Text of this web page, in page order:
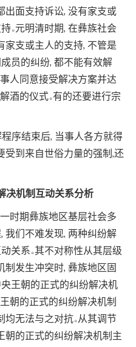
出面支持诉讼, 没有家支或
。元明清时期, 在彝族社会
家支或主人的支持, 不管是
员的纠纷, 都不能有效解
人同意接受解决方案并达
酒的仪式。有的还要进行宗
程序结束后, 当事人各方就得
受到来自世俗力量的强制,还
决机制互动关系分析
一时期彝族地区基层社会多
我们不难发现, 两种纠纷解
关系。其不对称性从其层级
制发生冲突时, 彝族地区固
王朝的正式的纠纷解决机
朝的正式的纠纷解决机制
无法与之对抗。从其调节
朝的正式的纠纷解决机制主